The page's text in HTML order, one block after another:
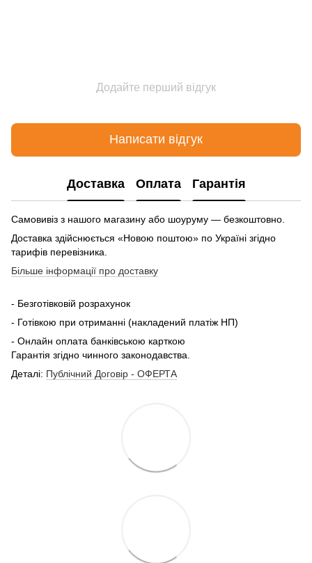
Додайте перший відгук
Написати відгук
Доставка Оплата Гарантія
Самовивіз з нашого магазину або шоуруму — безкоштовно.
Доставка здійснюється «Новою поштою» по Україні згідно
тарифів перевізника.
Більше інформації про доставку
- Безготівковій розрахунок
- Готівкою при отриманні (накладений платіж НП)
- Онлайн оплата банківською карткою
Гарантія згідно чинного законодавства.
Деталі: Публічний Договір - ОФЕРТА